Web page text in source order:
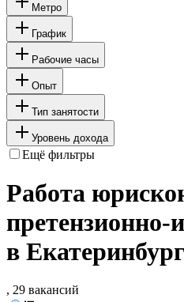
Метро
График
Рабочие часы
Опыт
Тип занятости
Уровень дохода
Ещё фильтры
Работа
претензионно-
в
, 29 вакансий